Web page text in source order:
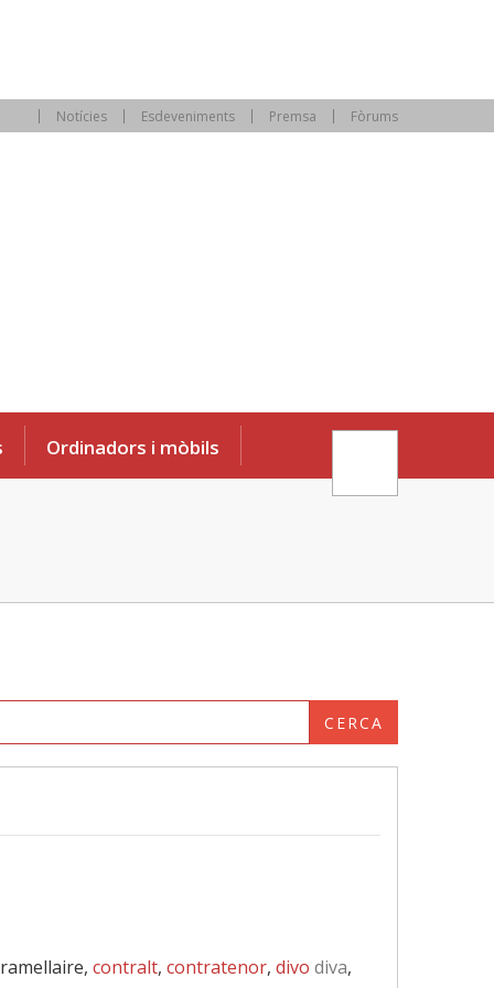
Notícies Esdeveniments Premsa Fòrums
Ordinadors i mòbils
CERCA
contralt, contratenor, divo diva,